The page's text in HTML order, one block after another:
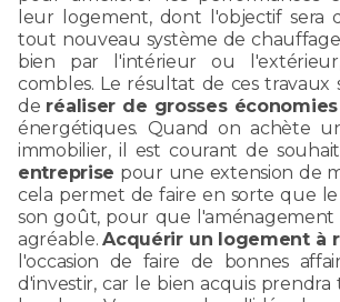
leur logement, dont l'objectif sera
tout nouveau système de
bien par l'intérieur ou
combles. Le résultat de ces travaux
de réaliser de grosses économies
énergétiques. Quand on achète
immobilier, il est courant de
entreprise pour une extension de
cela permet de faire en sorte que
son goût, pour que l'aménagement
agréable.Acquérir un logement à
l'occasion de faire de bonnes
d'investir, car le bien acquis